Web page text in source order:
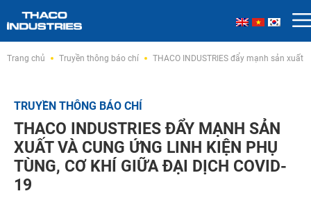
Trang chủ Truyền thông báo chí THACO INDUSTRIES đẩy mạnh sản
TRUYỀN THÔNG BÁO CHÍ
THACO INDUSTRIES ĐẨY MẠNH SẢN
XUẤT VÀ CUNG ỨNG LINH KIỆN PHỤ
TÙNG, CƠ KHÍ GIỮA ĐẠI DỊCH COVID-
19